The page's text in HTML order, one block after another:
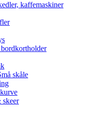
kaffemaskiner
skåle
skeer